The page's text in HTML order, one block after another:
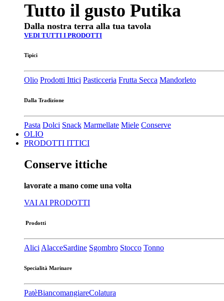
Tutto il gusto Putika
Dalla nostra terra alla tua tavola
VEDI TUTTI I PRODOTTI
Tipici
Olio Prodotti Ittici Pasticceria Frutta Secca Mandorleto
Dalla Tradizione
Pasta Dolci Snack Marmellate Miele Conserve
OLIO
PRODOTTI ITTICI
Conserve ittiche
lavorate a mano come una volta
VAI AI PRODOTTI
Prodotti
Alici AlacceSardine Sgombro Stocco Tonno
Specialità Marinare
Patè​BiancomangiareColatura